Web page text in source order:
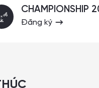
CHAMPIONSHIP
Đăng ký